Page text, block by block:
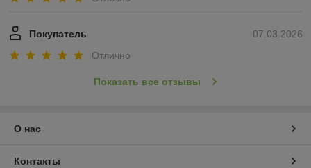
07.03.2026
Покупатель
Отлично
Показать все отзывы
О нас
Контакты